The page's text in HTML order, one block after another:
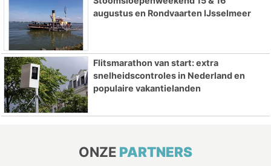
augustus en Rondvaarten IJsselmeer
Flitsmarathon van start: extra
snelheidscontroles in Nederland en
populaire vakantielanden
ONZE PARTNERS